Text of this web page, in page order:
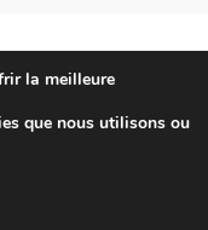
la meilleure
que nous utilisons ou